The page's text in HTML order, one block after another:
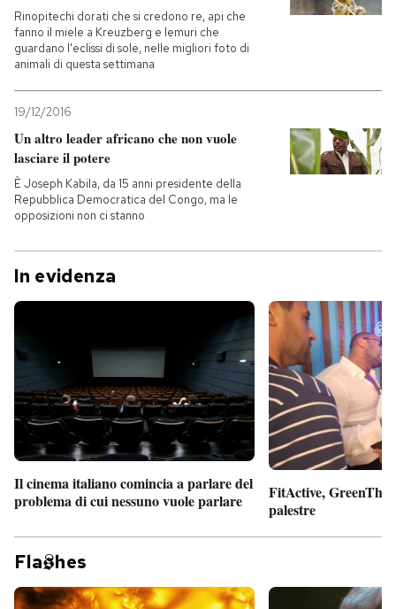
Rinopitechi dorati che si credono re, api che
fanno il miele a Kreuzberg e lemuri che
guardano l'eclissi di sole, nelle migliori foto di
animali di questa settimana
19/12/2016
Un altro leader africano che non vuole
lasciare il potere
È Joseph Kabila, da 15 anni presidente della
Repubblica Democratica del Congo, ma le
opposizioni non ci stanno
In evidenza
Il cinema italiano comincia a parlare del
problema di cui nessuno vuole parlare
FitActive,
palestre
Fla hes